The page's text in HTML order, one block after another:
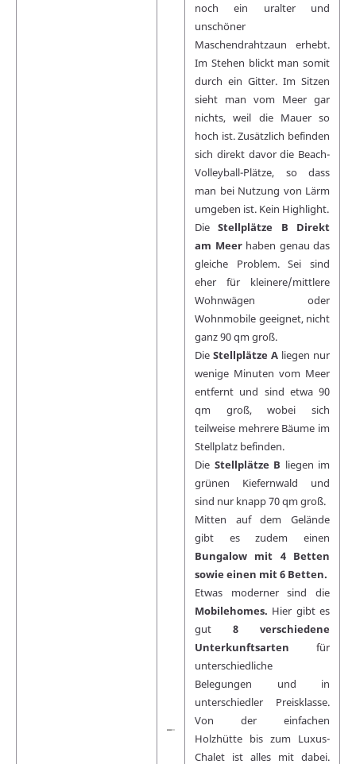
noch ein uralter und
unschöner
Maschendrahtzaun erhebt.
Im Stehen blickt man somit
durch ein Gitter. Im Sitzen
sieht man vom Meer gar
nichts, weil die Mauer so
hoch ist. Zusätzlich befinden
sich direkt davor die Beach-
Volleyball-Plätze, so dass
man bei Nutzung von Lärm
umgeben ist. Kein Highlight.
DieStellplätze B Direkt
am Meer haben genau das
gleiche Problem. Sei sind
eher für kleinere/mittlere
Wohnwägen oder
Wohnmobile geeignet, nicht
ganz 90 qm groß.
Die Stellplätze A liegen nur
wenige Minuten vom Meer
entfernt und sind etwa 90
qm groß, wobei sich
teilweise mehrere Bäume im
Stellplatz befinden.
Die Stellplätze B liegen im
grünen Kiefernwald und
sind nur knapp 70 qm groß.
Mitten auf dem Gelände
gibt es zudem einen
Bungalow mit 4 Betten
sowie einen mit 6 Betten.
Etwas moderner sind die
Mobilehomes. Hier gibt es
gut 8 verschiedene
Unterkunftsarten für
unterschiedliche
Belegungen und in
unterschiedler Preisklasse.
Von der einfachen
Holzhütte bis zum Luxus-
Chalet ist alles mit dabei.